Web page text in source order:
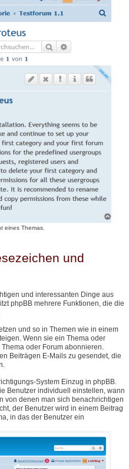
eines Themas.
und
und interessanten Dinge aus
phpBB mehrere Funktionen, die die
und so in Themen wie in einem
Wenn sie ein Thema oder
oder Forum abonnieren.
Beiträgen E-Mails zu gesendet, die
System Einzug in phpBB.
Benutzer individuell einstellen, wann
von denen man sich benachrichtigen
der Benutzer wird in einem Beitrag
in das der Benutzer ein